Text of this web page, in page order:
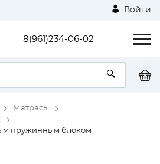
Войти
8(961)234-06-02
Матрасы
пружинным блоком